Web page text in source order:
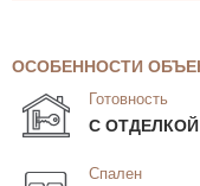
ОСОБЕННОСТИ
Готовность
С ОТДЕЛКОЙ
Спален